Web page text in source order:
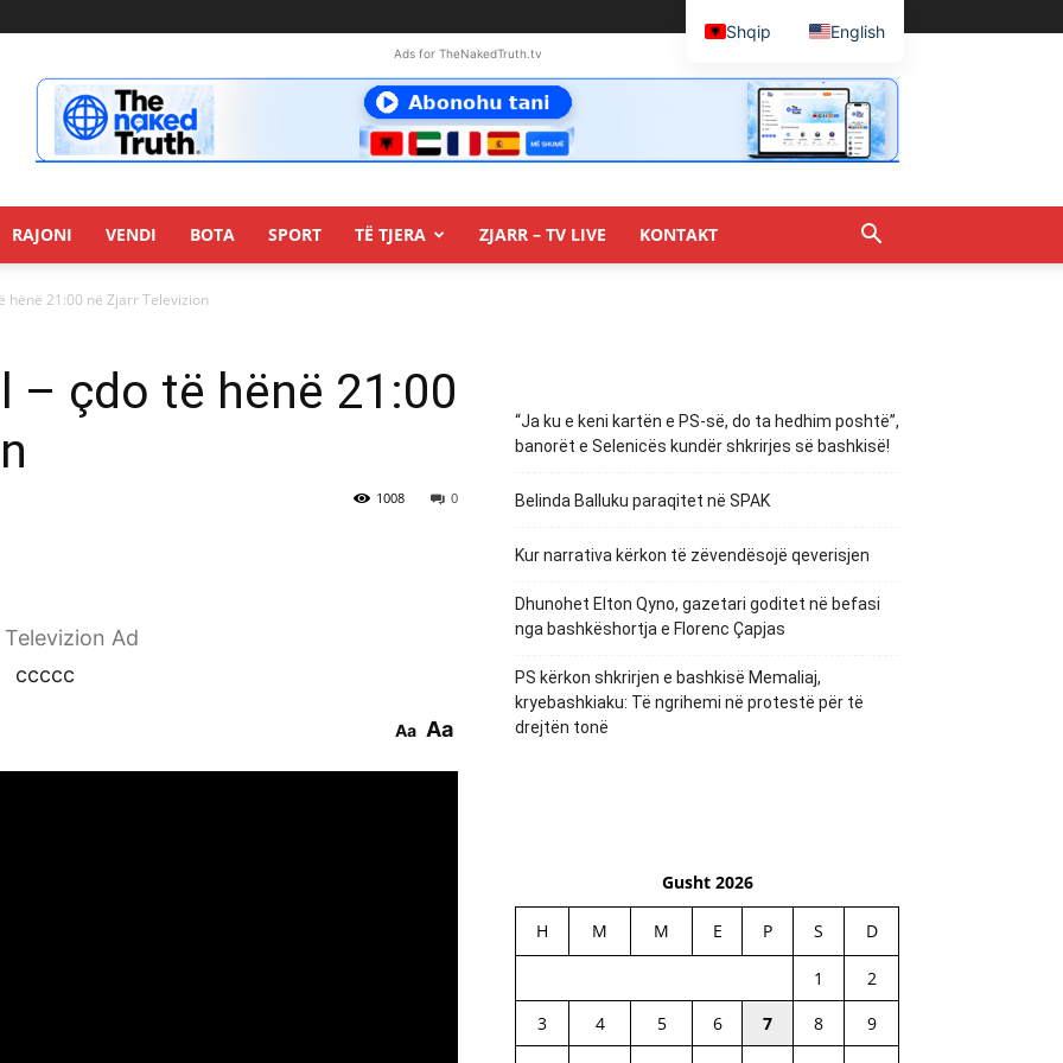
Ads for TheNakedTruth.tv
RAJONI VENDI BOTA SPORT TË TJERA ZJARR – TV LIVE KONTAKT
hënë 21:00 në Zjarr Televizion
– çdo të hënë 21:00
0
1008
Ad
ccccc
Aa Aa
“Ja ku e keni kartën e PS-së, do ta hedhim poshtë”,
banorët e Selenicës kundër shkrirjes së bashkisë!
Belinda Balluku paraqitet në SPAK
Kur narrativa kërkon të zëvendësojë qeverisjen
Dhunohet Elton Qyno, gazetari goditet në befasi
nga bashkëshortja e Florenc Çapjas
PS kërkon shkrirjen e bashkisë Memaliaj,
kryebashkiaku: Të ngrihemi në protestë për të
drejtën tonë
Gusht 2026
H M M E P S D
1
2
3
4 5 6 7 8
9
Shqip English